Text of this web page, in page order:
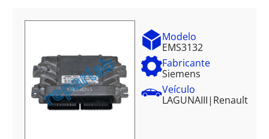
Modelo
EMS3132
Fabricante
Siemens
Veículo
LAGUNAIII| Renault